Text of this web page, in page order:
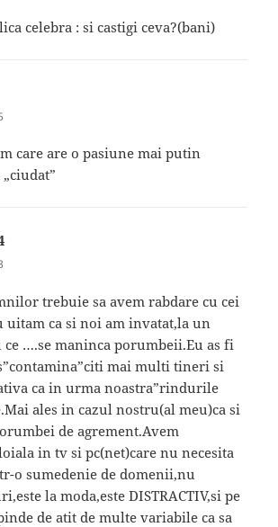
celebra : si castigi ceva?(bani)
care are o pasiune mai putin
trebuie sa avem rabdare cu cei
ca si noi am invatat,la un
ce ….se maninca porumbeii.Eu as fi
mai multi tineri si
ca in urma noastra”rindurile
ales in cazul nostru(al meu)ca si
de agrement.Avem
in tv si pc(net)care nu necesita
o sumedenie de domenii,nu
la moda,este DISTRACTIV,si pe
de atit de multe variabile ca sa